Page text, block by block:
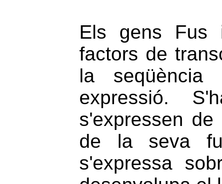
Els gens Fus
factors de
la seqüència
expressió.
s'expressen
de la seva
s'expressa